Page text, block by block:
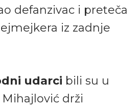
defanzivac i preteča
iz zadnje
udarci bili su u
drži